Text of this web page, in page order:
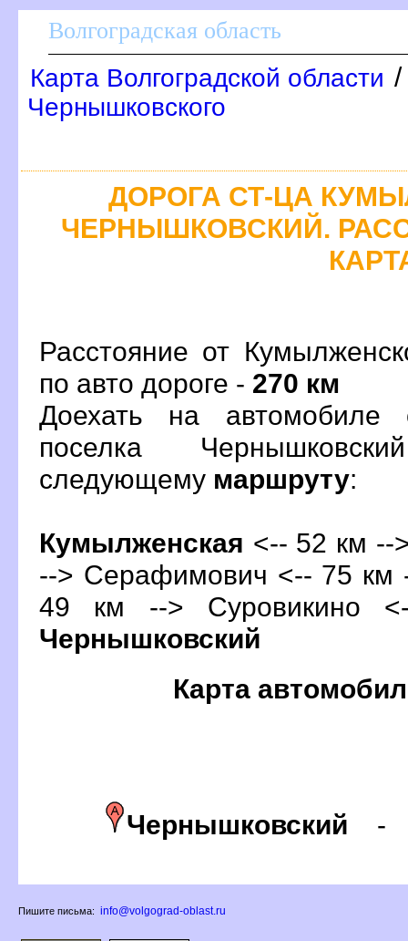
олгоградская область
Карта Волгоградской области /
Чернышковского
ДОРОГА СТ-ЦА
ЧЕРНЫШКОВСКИЙ.
Расстояние от
по авто дороге - 270 км
Доехать на
поселка
следующему маршруту:
Кумылженская <-- 52 км --
--> Серафимович <-- 75 км
49 км --> Суровикино
Чернышковский
Карта
Чернышковский
Пишите письма: info@volgograd-oblast.ru